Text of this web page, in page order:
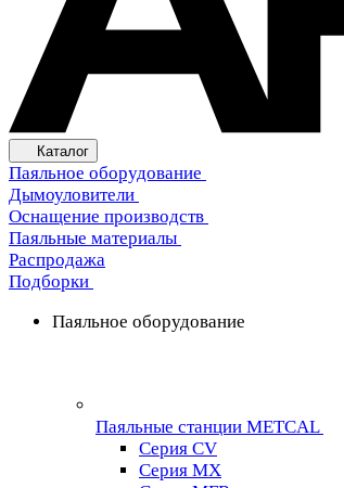
Каталог
Паяльное оборудование
Дымоуловители
Оснащение производств
Паяльные материалы
Распродажа
Подборки
Паяльное оборудование
Паяльные станции METCAL
Серия CV
Серия MX